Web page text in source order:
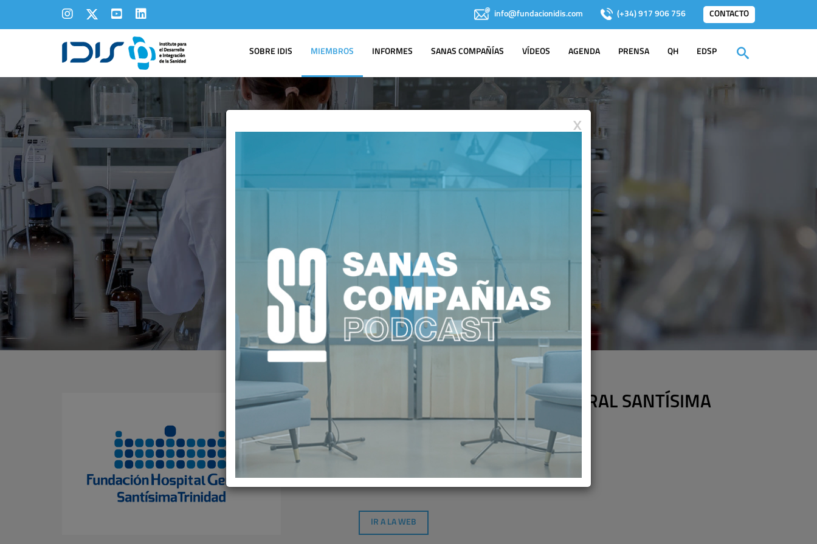
info@fundacionidis.com (+34) 917 906 756 CONTACTO
SOBRE IDIS MIEMBROS INFORMES SANAS COMPAÑÍAS VÍDEOS AGENDA PRENSA QH EDSP
MIEMBROS IDIS
FUNDACIÓN HOSPITAL GENERAL SANTÍSIMA
TRINIDAD
IR A LA WEB
X